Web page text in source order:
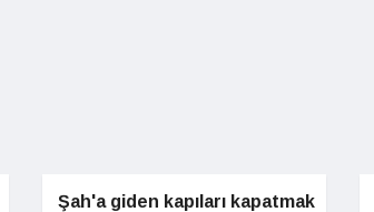
Şah'a giden kapıları kapatmak